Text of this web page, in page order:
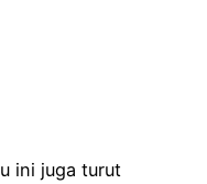
ini juga turut